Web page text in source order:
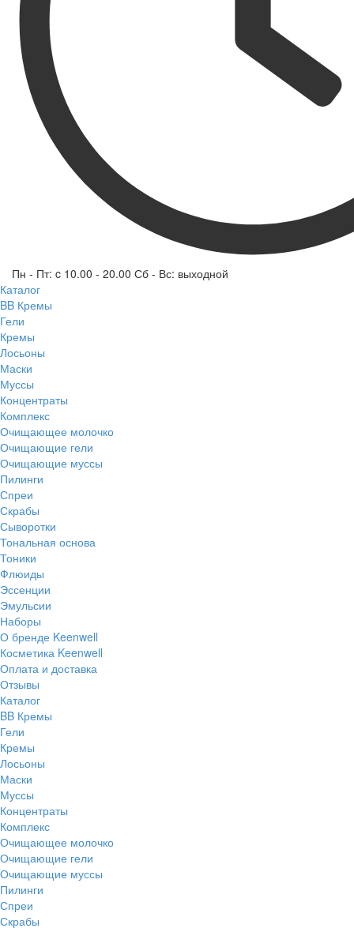
Пн - Пт: c 10.00 - 20.00 Сб - Вс: выходной
Каталог
BB Кремы
Гели
Кремы
Лосьоны
Маски
Муссы
Концентраты
Комплекс
Очищающее молочко
Очищающие гели
Очищающие муссы
Пилинги
Спреи
Скрабы
Сыворотки
Тональная основа
Тоники
Флюиды
Эссенции
Эмульсии
Наборы
О бренде Keenwell
Косметика Keenwell
Оплата и доставка
Отзывы
Каталог
BB Кремы
Гели
Кремы
Лосьоны
Маски
Муссы
Концентраты
Комплекс
Очищающее молочко
Очищающие гели
Очищающие муссы
Пилинги
Спреи
Скрабы